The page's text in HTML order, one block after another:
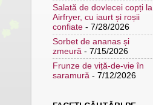
Salată de dovlecei copți la
Airfryer, cu iaurt și roșii
confiate - 7/28/2026
Sorbet de ananas și
zmeură - 7/15/2026
Frunze de viță-de-vie în
saramură - 7/12/2026